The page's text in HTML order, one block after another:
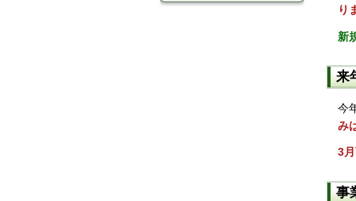
り
新
来
今
み
3
事